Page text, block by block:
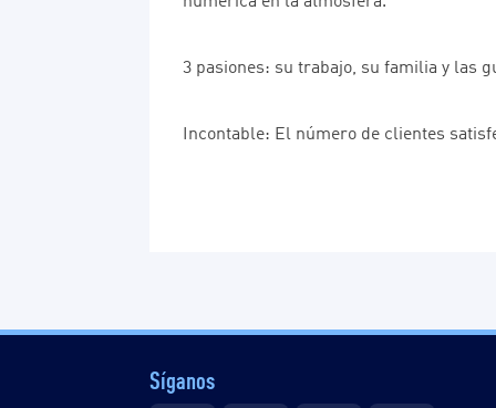
3 pasiones: su trabajo, su familia y las
Incontable: El número de clientes
Síganos